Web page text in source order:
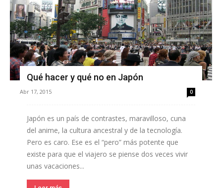
Qué hacer y qué no en Japón
Abr 17, 2015 0
Japón es un país de contrastes, maravilloso, cuna
del anime, la cultura ancestral y de la tecnología.
Pero es caro. Ese es el “pero” más potente que
existe para que el viajero se piense dos veces vivir
unas vacaciones...